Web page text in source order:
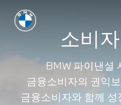
소비
BMW 파이낸셜
금융소비자의 권익
금융소비자와 함께